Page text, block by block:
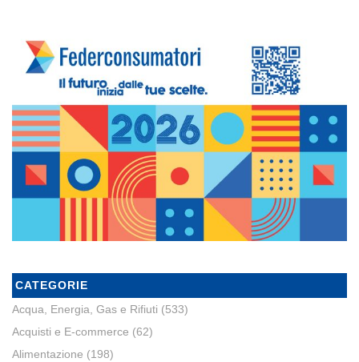
CATEGORIE
Acqua, Energia, Gas e Rifiuti (533)
Acquisti e E-commerce (62)
Alimentazione (198)